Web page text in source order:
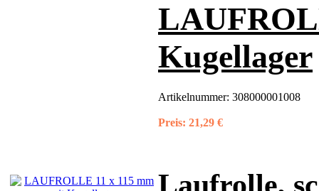
Kugellager
Artikelnummer: 308000001008
Preis: 21,29 €
Laufrolle,